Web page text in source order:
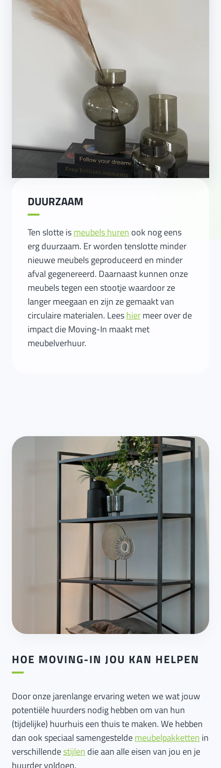
DUURZAAM
Ten slotte ismeubels huren ook nog eens
erg duurzaam. Er worden tenslotte minder
nieuwe meubels geproduceerd en minder
afval gegenereerd. Daarnaast kunnen onze
meubels tegen een stootje waardoor ze
langer meegaan en zijn ze gemaakt van
circulaire materialen. Leeshiermeer over de
impact die Moving-In maakt met
meubelverhuur.
HOE MOVING-IN JOU KAN HELPEN
Door onze jarenlange ervaring weten we wat jouw
potentiële huurders nodig hebben om van hun
(tijdelijke) huurhuis een thuis te maken. We hebben
dan ook speciaal samengesteldemeubelpakketten in
verschillendestijlen die aan alle eisen van jou en je
huurder voldoen.